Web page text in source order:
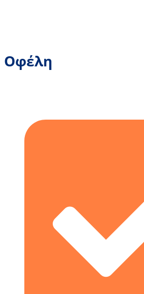
Οφέλη